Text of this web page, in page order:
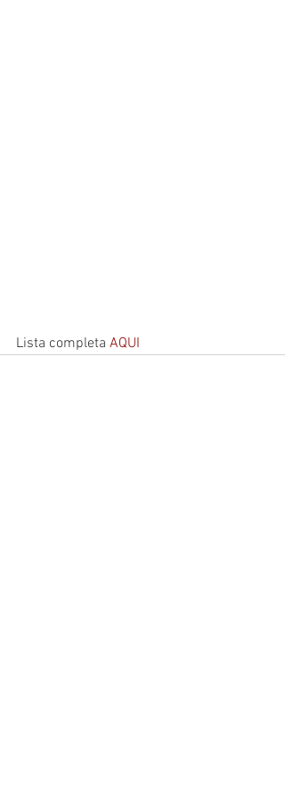
Lista completa AQUI